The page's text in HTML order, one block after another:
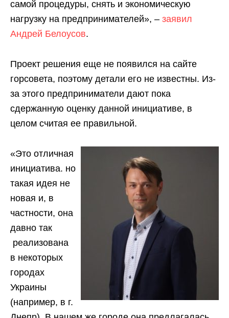
самой процедуры, снять и экономическую
нагрузку на предпринимателей», – заявил
Андрей Белоусов.
Проект решения еще не появился на сайте
горсовета, поэтому детали его не известны. Из-
за этого предприниматели дают пока
сдержанную оценку данной инициативе, в
целом считая ее правильной.
«Это отличная
инициатива. но
такая идея не
новая и, в
частности, она
давно так
реализована
в некоторых
городах
Украины
(например, в г.